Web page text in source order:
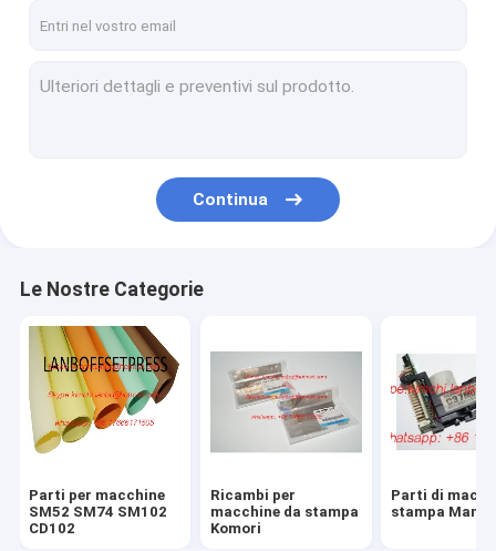
Piegatrici Stahl
Ricambi per macchine da stampa Akiyama
Sensore
Motore
Encoder
Continua
Le Nostre Categorie
Parti per macchine
SM52 SM74 SM102
CD102
Ricambi per
macchine da stampa
Komori
Parti di
stampa Man